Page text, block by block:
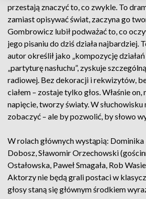
przestają znaczyć to, co zwykle. To
zamiast opisywać świat, zaczyna go
Gombrowicz lubił podważać to, co
jego pisaniu do dziś działa najbardziej.
autor określił jako „kompozycję działań
„partyturę nasłuchu”, zyskuje
radiowej. Bez dekoracji i rekwizytów,
ciałem – zostaje tylko głos. Właśnie on,
napięcie, tworzy światy. W słuchowisku
zobaczyć – ale by pozwolić, by słowo
W rolach głównych wystąpią:
Dobosz, Sławomir Orzechowski
Ostałowska, Paweł Smagała, Rob
Aktorzy nie będą grali postaci w
głosy staną się głównym środkiem